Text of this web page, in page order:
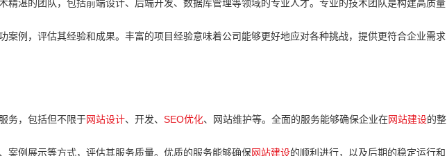
湛的团队，包括前端设计、后端开发、数据库管理等领域的专业人才。专业的技术团队是构建高质量
例，评估其经验和成果。丰富的项目经验意味着公司能够更好地应对各种挑战，提供更符合企业需求
，包括但不限于网站设计、开发、 SEO优化、网站维护等。全面的服务能够确保企业在网站建设的整
例展示等方式，评估其服务质量。优质的服务能够确保网站建设的顺利进行，以及后期的稳定运行和